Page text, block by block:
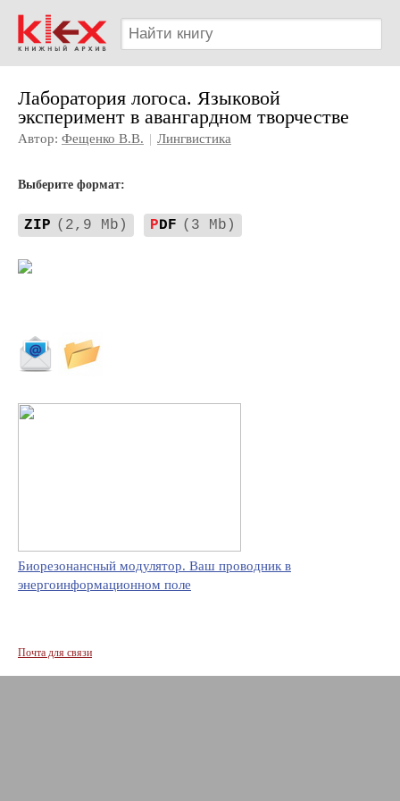
Лаборатория логоса. Языковой
эксперимент в авангардном творчестве
Автор: Фещенко В.В. | Лингвистика
Выберите формат:
ZIP (2,9 Mb) PDF (3 Mb)
Биорезонансный модулятор. Ваш проводник в
энергоинформационном поле
Почта для связи